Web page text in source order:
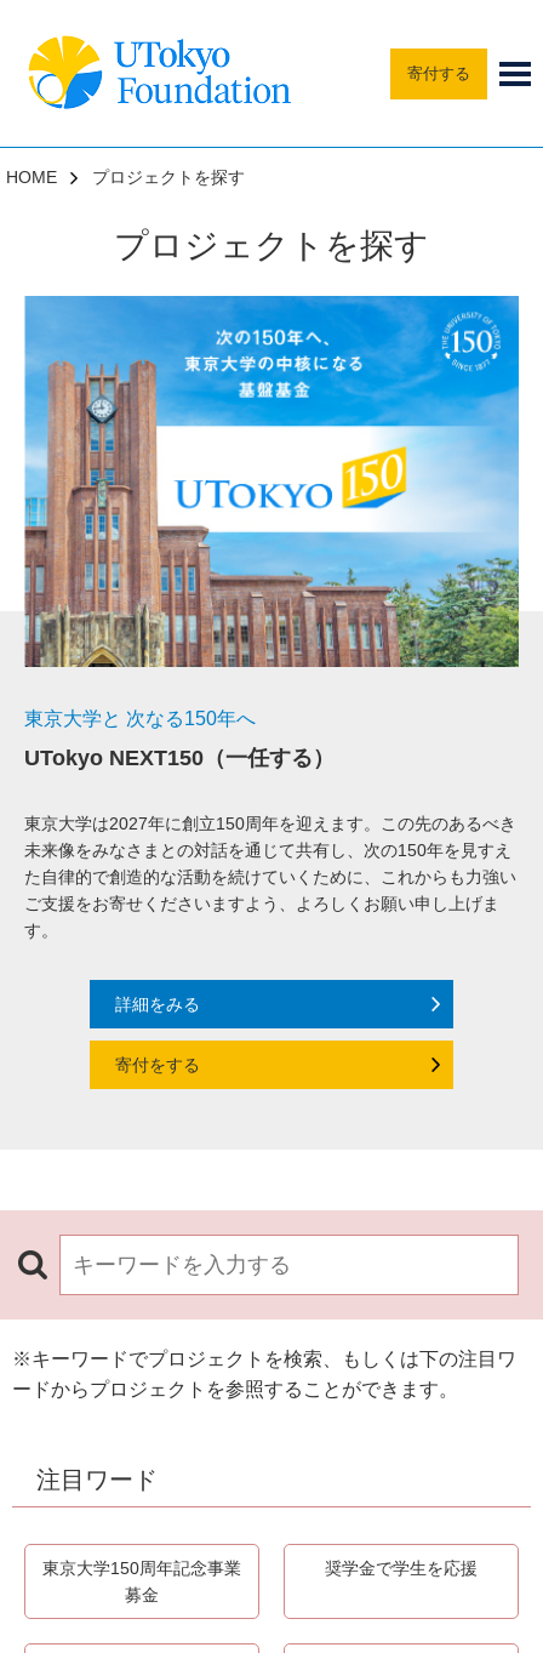
寄付する
HOME プロジェクトを探す
プロジェクトを探す
東京大学と 次なる150年へ
UTokyo NEXT150（一任する）
東京大学は2027年に創立150周年を迎えます。この先のあるべき
未来像をみなさまとの対話を通じて共有し、次の150年を見すえ
た自律的で創造的な活動を続けていくために、これからも力強い
ご支援をお寄せくださいますよう、よろしくお願い申し上げま
す。
詳細をみる
寄付をする
※キーワードでプロジェクトを検索、もしくは下の注目ワ
ードからプロジェクトを参照することができます。
注目ワード
東京大学150周年記念事業
募金
奨学金で学生を応援